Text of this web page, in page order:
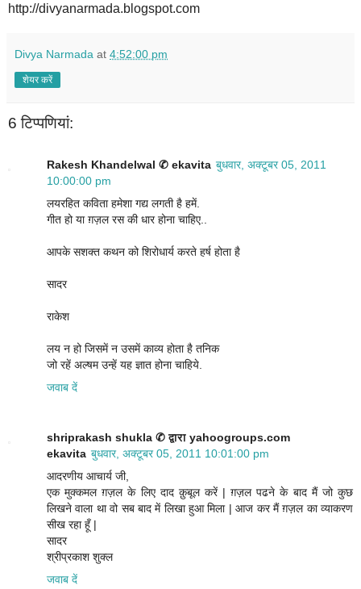
http://divyanarmada.blogspot.com
Divya Narmada at 4:52:00 pm
शेयर करें
6 टिप्‍पणियां:
Rakesh Khandelwal ✆ ekavita बुधवार, अक्टूबर 05, 2011
10:00:00 pm
लयरहित कविता हमेशा गद्य लगती है हमें.
गीत हो या ग़ज़ल रस की धार होना चाहिए..
आपके सशक्त कथन को शिरोधार्य करते हर्ष होता है
सादर
राकेश
लय न हो जिसमें न उसमें काव्य होता है तनिक
जो रहें अल्षम उन्हें यह ज्ञात होना चाहिये.
जवाब दें
shriprakash shukla ✆ द्वारा yahoogroups.com
ekavita बुधवार, अक्टूबर 05, 2011 10:01:00 pm
आदरणीय आचार्य जी,
एक मुक्कमल ग़ज़ल के लिए दाद क़ुबूल करें | ग़ज़ल पढने के बाद मैं जो कुछ
लिखने वाला था वो सब बाद में लिखा हुआ मिला | आज कर मैं ग़ज़ल का व्याकरण
सीख रहा हूँ |
सादर
श्रीप्रकाश शुक्ल
जवाब दें